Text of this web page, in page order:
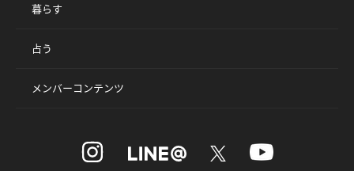
暮らす
占う
メンバーコンテンツ